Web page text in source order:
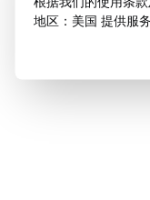
地区：美国 提供服务